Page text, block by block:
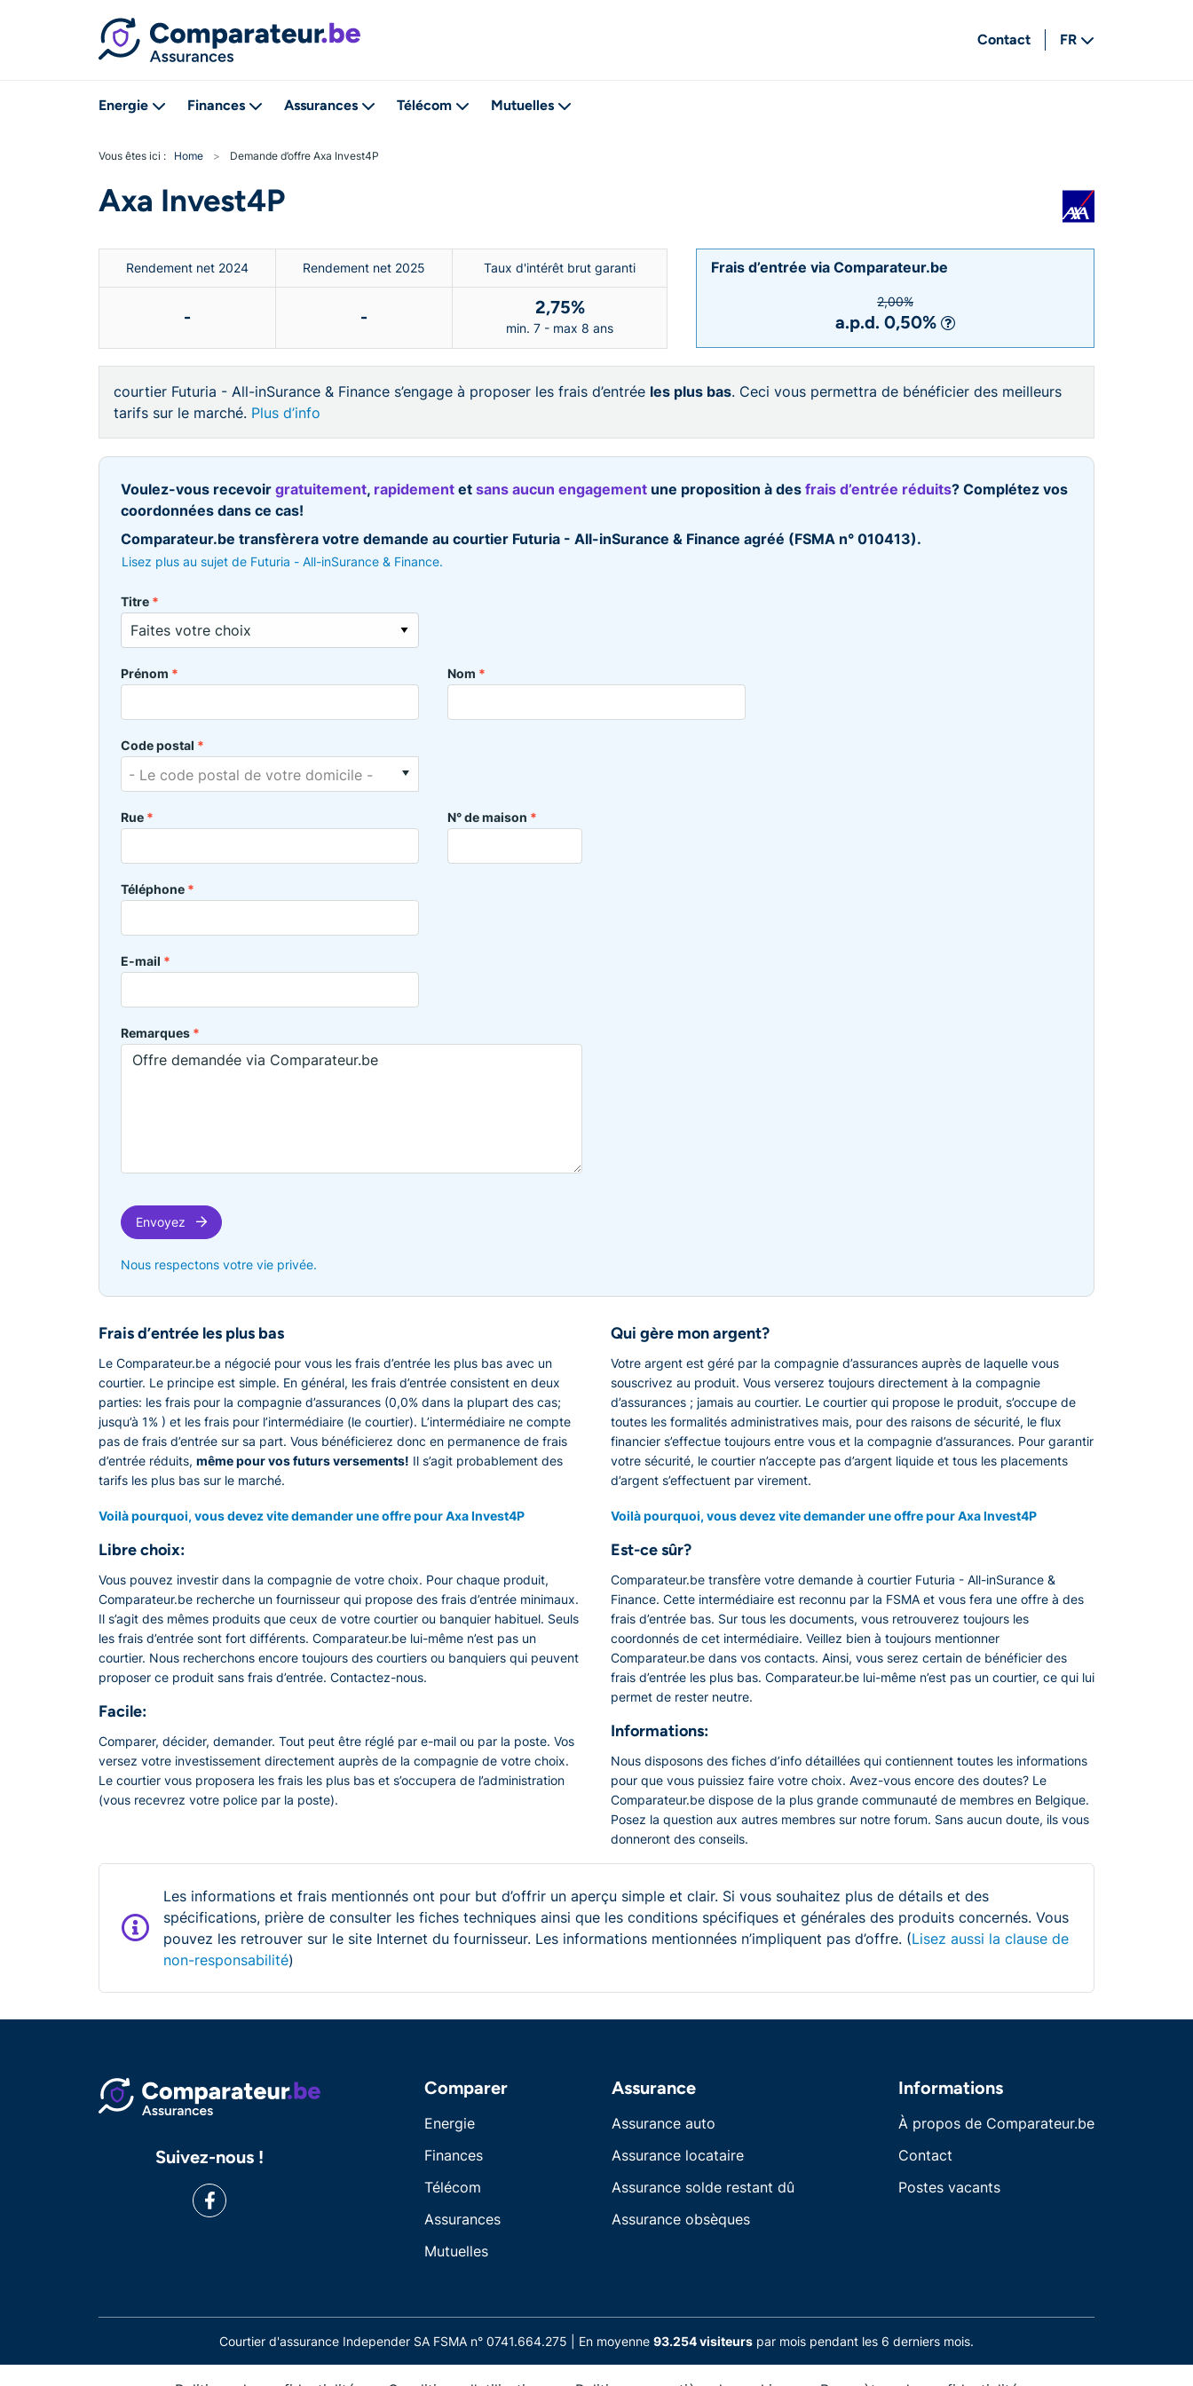
Contact
FR
Energie Finances Assurances Télécom Mutuelles
Vous êtes ici : Home > Demande d’offre Axa Invest4P
Axa Invest4P
Rendement net 2024 Rendement net 2025 Taux d'intérêt brut garanti
- - 2,75%
min. 7 - max 8 ans
Frais d’entrée via Comparateur.be
2,00%
a.p.d. 0,50%
courtier Futuria - All-inSurance & Finance s’engage à proposer les frais d’entrée les plus bas. Ceci vous permettra de bénéficier des meilleurs
tarifs sur le marché. Plus d’info
Voulez-vous recevoir gratuitement, rapidement et sans aucun engagement une proposition à des frais d’entrée réduits? Complétez vos
coordonnées dans ce cas!
Comparateur.be transfèrera votre demande au courtier Futuria - All-inSurance & Finance agréé (FSMA n° 010413).
Lisez plus au sujet de Futuria - All-inSurance & Finance.
Titre *
Prénom * Nom *
Code postal *
- Le code postal de votre domicile -
Rue * N° de maison *
Téléphone *
E-mail *
Remarques *
Envoyez
Nous respectons votre vie privée.
Frais d’entrée les plus bas
Le Comparateur.be a négocié pour vous les frais d’entrée les plus bas avec un
courtier. Le principe est simple. En général, les frais d’entrée consistent en deux
parties: les frais pour la compagnie d’assurances (0,0% dans la plupart des cas;
jusqu’à 1% ) et les frais pour l’intermédiaire (le courtier). L’intermédiaire ne compte
pas de frais d’entrée sur sa part. Vous bénéficierez donc en permanence de frais
d’entrée réduits, même pour vos futurs versements! Il s’agit probablement des
tarifs les plus bas sur le marché.
Voilà pourquoi, vous devez vite demander une offre pour Axa Invest4P
Libre choix:
Vous pouvez investir dans la compagnie de votre choix. Pour chaque produit,
Comparateur.be recherche un fournisseur qui propose des frais d’entrée minimaux.
Il s’agit des mêmes produits que ceux de votre courtier ou banquier habituel. Seuls
les frais d’entrée sont fort différents. Comparateur.be lui-même n’est pas un
courtier. Nous recherchons encore toujours des courtiers ou banquiers qui peuvent
proposer ce produit sans frais d’entrée. Contactez-nous.
Facile:
Comparer, décider, demander. Tout peut être réglé par e-mail ou par la poste. Vos
versez votre investissement directement auprès de la compagnie de votre choix.
Le courtier vous proposera les frais les plus bas et s’occupera de l’administration
(vous recevrez votre police par la poste).
Qui gère mon argent?
Votre argent est géré par la compagnie d’assurances auprès de laquelle vous
souscrivez au produit. Vous verserez toujours directement à la compagnie
d’assurances ; jamais au courtier. Le courtier qui propose le produit, s’occupe de
toutes les formalités administratives mais, pour des raisons de sécurité, le flux
financier s’effectue toujours entre vous et la compagnie d’assurances. Pour garantir
votre sécurité, le courtier n’accepte pas d’argent liquide et tous les placements
d’argent s’effectuent par virement.
Voilà pourquoi, vous devez vite demander une offre pour Axa Invest4P
Est-ce sûr?
Comparateur.be transfère votre demande à courtier Futuria - All-inSurance &
Finance. Cette intermédiaire est reconnu par la FSMA et vous fera une offre à des
frais d’entrée bas. Sur tous les documents, vous retrouverez toujours les
coordonnés de cet intermédiaire. Veillez bien à toujours mentionner
Comparateur.be dans vos contacts. Ainsi, vous serez certain de bénéficier des
frais d’entrée les plus bas. Comparateur.be lui-même n’est pas un courtier, ce qui lui
permet de rester neutre.
Informations:
Nous disposons des fiches d’info détaillées qui contiennent toutes les informations
pour que vous puissiez faire votre choix. Avez-vous encore des doutes? Le
Comparateur.be dispose de la plus grande communauté de membres en Belgique.
Posez la question aux autres membres sur notre forum. Sans aucun doute, ils vous
donneront des conseils.
Les informations et frais mentionnés ont pour but d’offrir un aperçu simple et clair. Si vous souhaitez plus de détails et des
spécifications, prière de consulter les fiches techniques ainsi que les conditions spécifiques et générales des produits concernés. Vous
pouvez les retrouver sur le site Internet du fournisseur. Les informations mentionnées n’impliquent pas d’offre. (Lisez aussi la clause de
non-responsabilité)
Suivez-nous !
Comparer
Energie
Finances
Télécom
Assurances
Mutuelles
Assurance
Assurance auto
Assurance locataire
Assurance solde restant dû
Assurance obsèques
Informations
À propos de Comparateur.be
Contact
Postes vacants
Courtier d'assurance Independer SA FSMA n° 0741.664.275 | En moyenne 93.254 visiteurs par mois pendant les 6 derniers mois.